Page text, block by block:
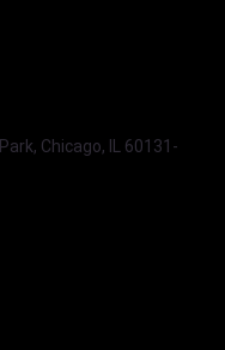
Chicago, IL 60131-